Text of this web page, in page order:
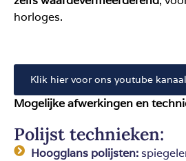
horloges.
Klik hier voor ons youtube
Mogelijke afwerkingen en
Polijst technieken:
Hoogglans polijsten: